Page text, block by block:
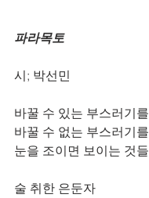
파라목토
시; 박선민
바꿀 수 있는 부스러기를
바꿀 수 없는 부스러기를
눈을 조이면 보이는 것들
술 취한 은둔자ﾠ